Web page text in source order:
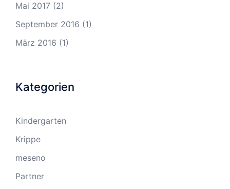
Mai 2017 (2)
September 2016 (1)
März 2016 (1)
Kategorien
Kindergarten
Krippe
meseno
Partner